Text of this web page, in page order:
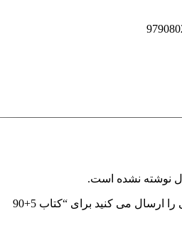
نوشته نشده است.
اولین نفری باشید که دیدگاهی را ارسال می کنید برای “کتاب 5+90